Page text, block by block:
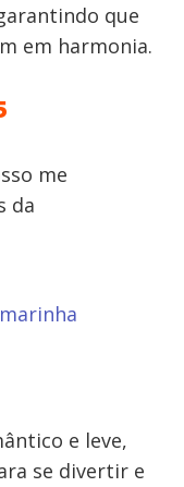
que
em harmonia.
me
da
e leve,
se divertir e